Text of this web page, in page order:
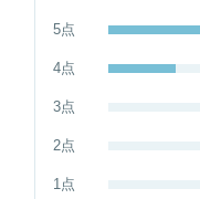
5点
4点
3点
2点
1点